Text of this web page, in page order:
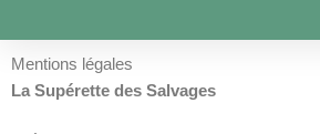
Mentions légales
La Supérette des Salvages